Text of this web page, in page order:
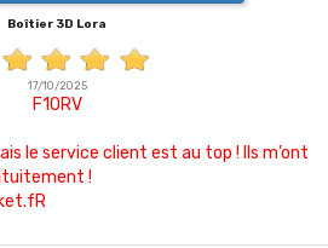
Boîtier 3D Lora
17/10/2025
F1ORV
le service client est au top ! Ils m’ont
!